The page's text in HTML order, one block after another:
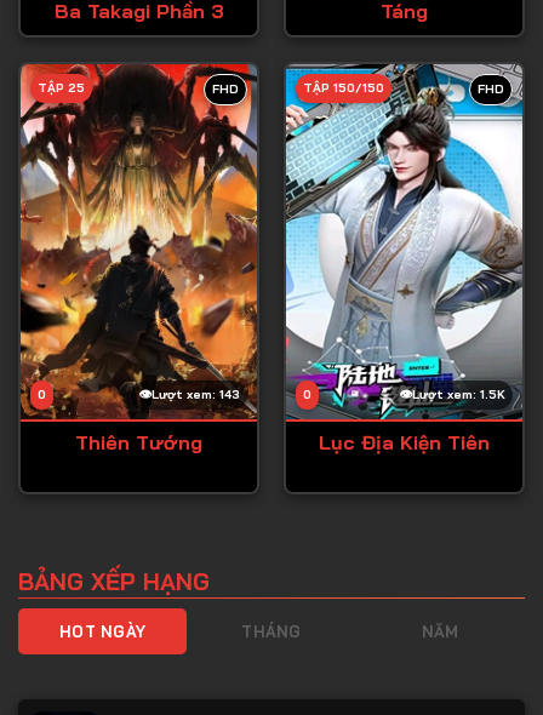
Tập 86
Tập 87
Tập 88
Tập 89
Tập 90
Tập 91
Tập 92
Tập 93
Tập 98
Tập 99
Ba Takagi Phần 3
Táng
FHD
Lượt xem: 143
0
TẬP 25
Thiên Tướng
FHD
Lượt xem: 1.5K
0
TẬP 150/150
Lục Địa Kiện Tiên
BẢNG XẾP HẠNG
HOT NGÀY THÁNG NĂM